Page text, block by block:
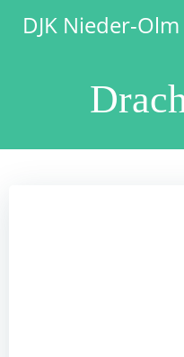
DJK Nieder-Olm